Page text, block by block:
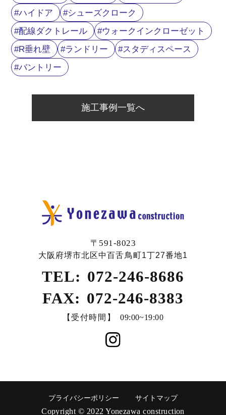
ハイドア
シューズクローク
配線ダクトレール
ウォークインクローゼット
R垂れ壁
ランドリー
スタディスペース
バントリー
施工事例一覧へ
〒591-8023
大阪府堺市北区中百舌鳥町1丁27番地1
TEL: 072-246-8686
FAX: 072-246-8383
【受付時間】 09:00~19:00
プライバシーポリシー サイトマップ
Copyright © 2022 Yonezawa construction